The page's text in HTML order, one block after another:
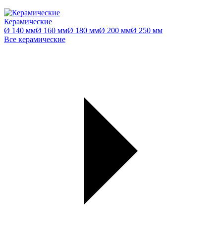
Керамические
Ø 140 ммØ 160 ммØ 180 ммØ 200 ммØ 250 мм
Все керамические